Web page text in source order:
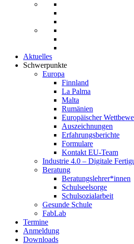
Aktuelles
Schwerpunkte
Europa
Finnland
La Palma
Malta
Rumänien
Europäischer
Auszeichnungen
Erfahrungsberichte
Formulare
Kontakt EU-Team
Industrie 4.0 – Digitale
Beratung
Beratungslehrer*innen
Schulseelsorge
Schulsozialarbeit
Gesunde Schule
FabLab
Termine
Anmeldung
Downloads